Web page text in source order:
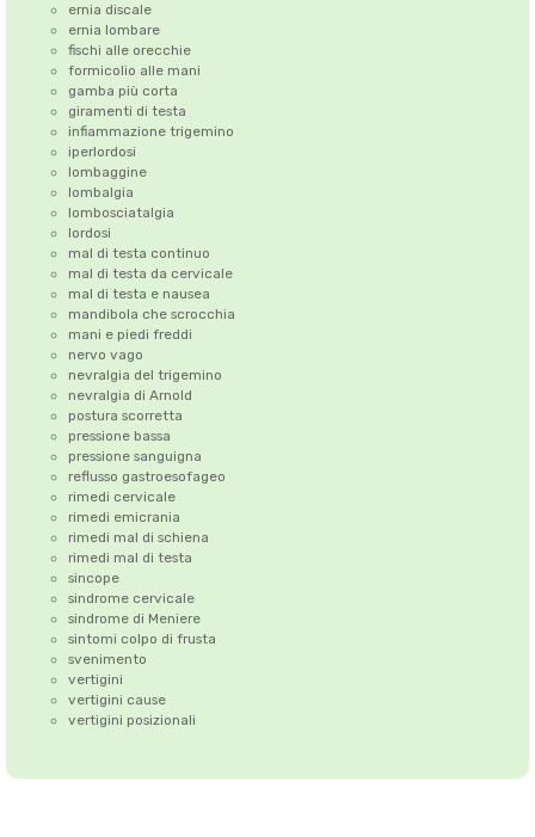
ernia discale
ernia lombare
fischi alle orecchie
formicolio alle mani
gamba più corta
giramenti di testa
infiammazione trigemino
iperlordosi
lombaggine
lombalgia
lombosciatalgia
lordosi
mal di testa continuo
mal di testa da cervicale
mal di testa e nausea
mandibola che scrocchia
mani e piedi freddi
nervo vago
nevralgia del trigemino
nevralgia di Arnold
postura scorretta
pressione bassa
pressione sanguigna
reflusso gastroesofageo
rimedi cervicale
rimedi emicrania
rimedi mal di schiena
rimedi mal di testa
sincope
sindrome cervicale
sindrome di Meniere
sintomi colpo di frusta
svenimento
vertigini
vertigini cause
vertigini posizionali